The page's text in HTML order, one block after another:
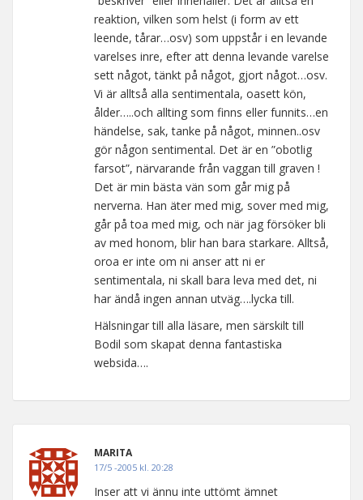
reaktion, vilken som helst (i form av ett
leende, tårar…osv) som uppstår i en levande
varelses inre, efter att denna levande varelse
sett något, tänkt på något, gjort något…osv.
Vi är alltså alla sentimentala, oasett kön,
ålder…..och allting som finns eller funnits…en
händelse, sak, tanke på något, minnen..osv
gör någon sentimental. Det är en ”obotlig
farsot”, närvarande från vaggan till graven !
Det är min bästa vän som går mig på
nerverna. Han äter med mig, sover med mig,
går på toa med mig, och när jag försöker bli
av med honom, blir han bara starkare. Alltså,
oroa er inte om ni anser att ni er
sentimentala, ni skall bara leva med det, ni
har ändå ingen annan utväg….lycka till.
Hälsningar till alla läsare, men särskilt till
Bodil som skapat denna fantastiska
websida….
MARITA
17/5 -2005 kl. 20:28
Inser att vi ännu inte uttömt ämnet